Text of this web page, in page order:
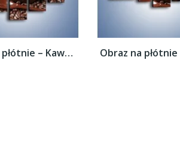
Obraz na płótnie – Kawa w ciemnej...